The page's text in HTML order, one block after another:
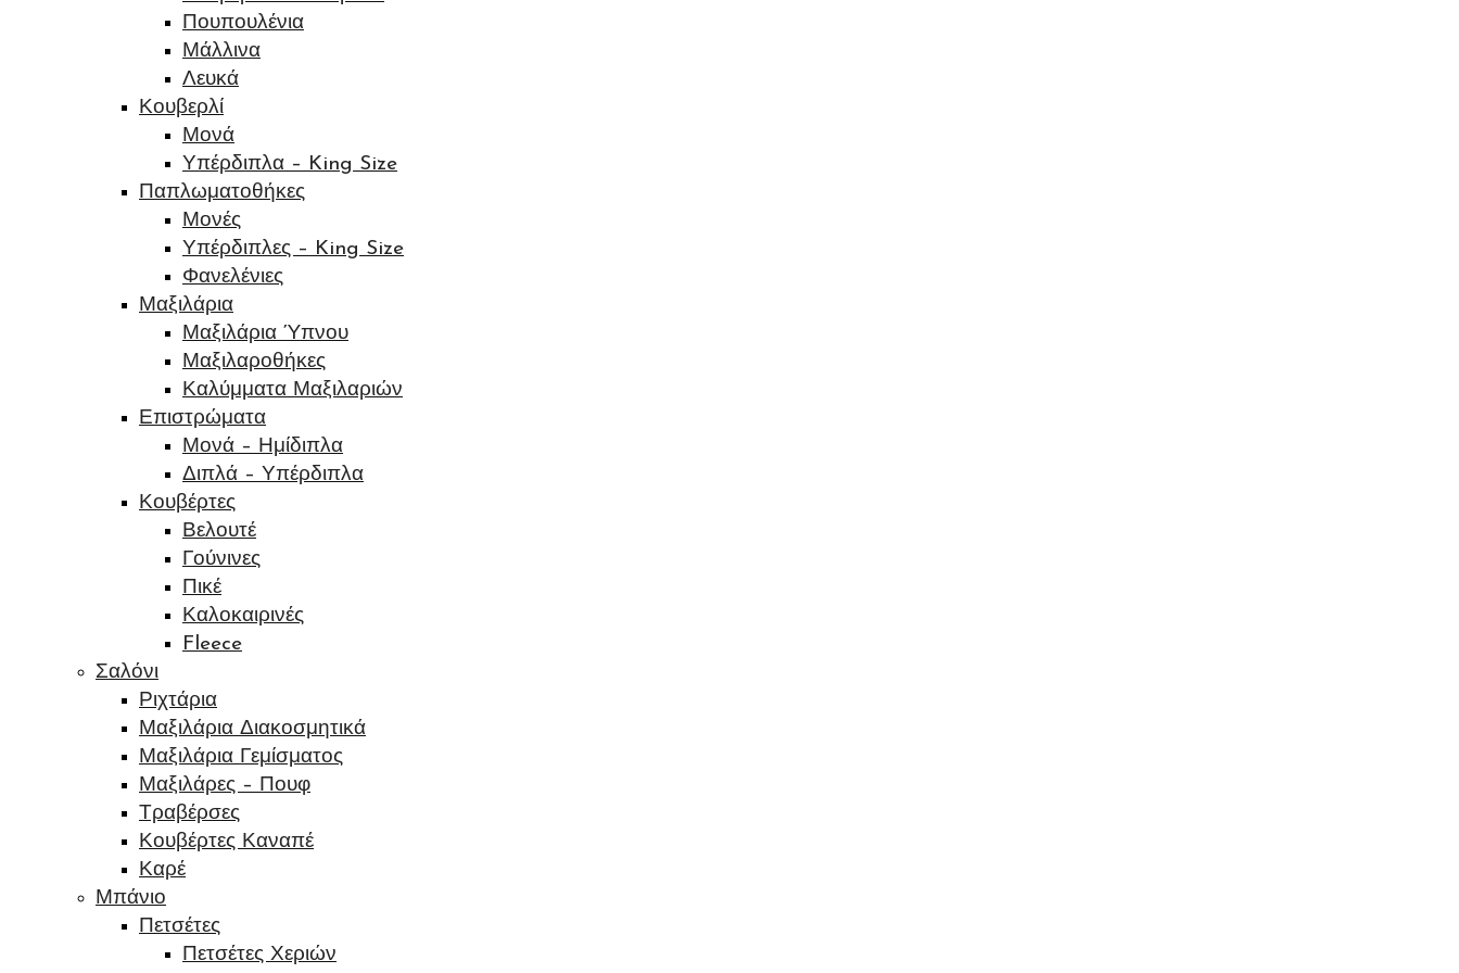
Πουπουλένια
Μάλλινα
Λευκά
Κουβερλί
Μονά
Υπέρδιπλα – King Size
Παπλωματοθήκες
Μονές
Υπέρδιπλες – King Size
Φανελένιες
Μαξιλάρια
Μαξιλάρια Ύπνου
Μαξιλαροθήκες
Καλύμματα Μαξιλαριών
Επιστρώματα
Μονά – Ημίδιπλα
Διπλά – Υπέρδιπλα
Κουβέρτες
Βελουτέ
Γούνινες
Πικέ
Καλοκαιρινές
Fleece
Σαλόνι
Ριχτάρια
Μαξιλάρια Διακοσμητικά
Μαξιλάρια Γεμίσματος
Μαξιλάρες – Πουφ
Τραβέρσες
Κουβέρτες Καναπέ
Καρέ
Μπάνιο
Πετσέτες
Πετσέτες Χεριών